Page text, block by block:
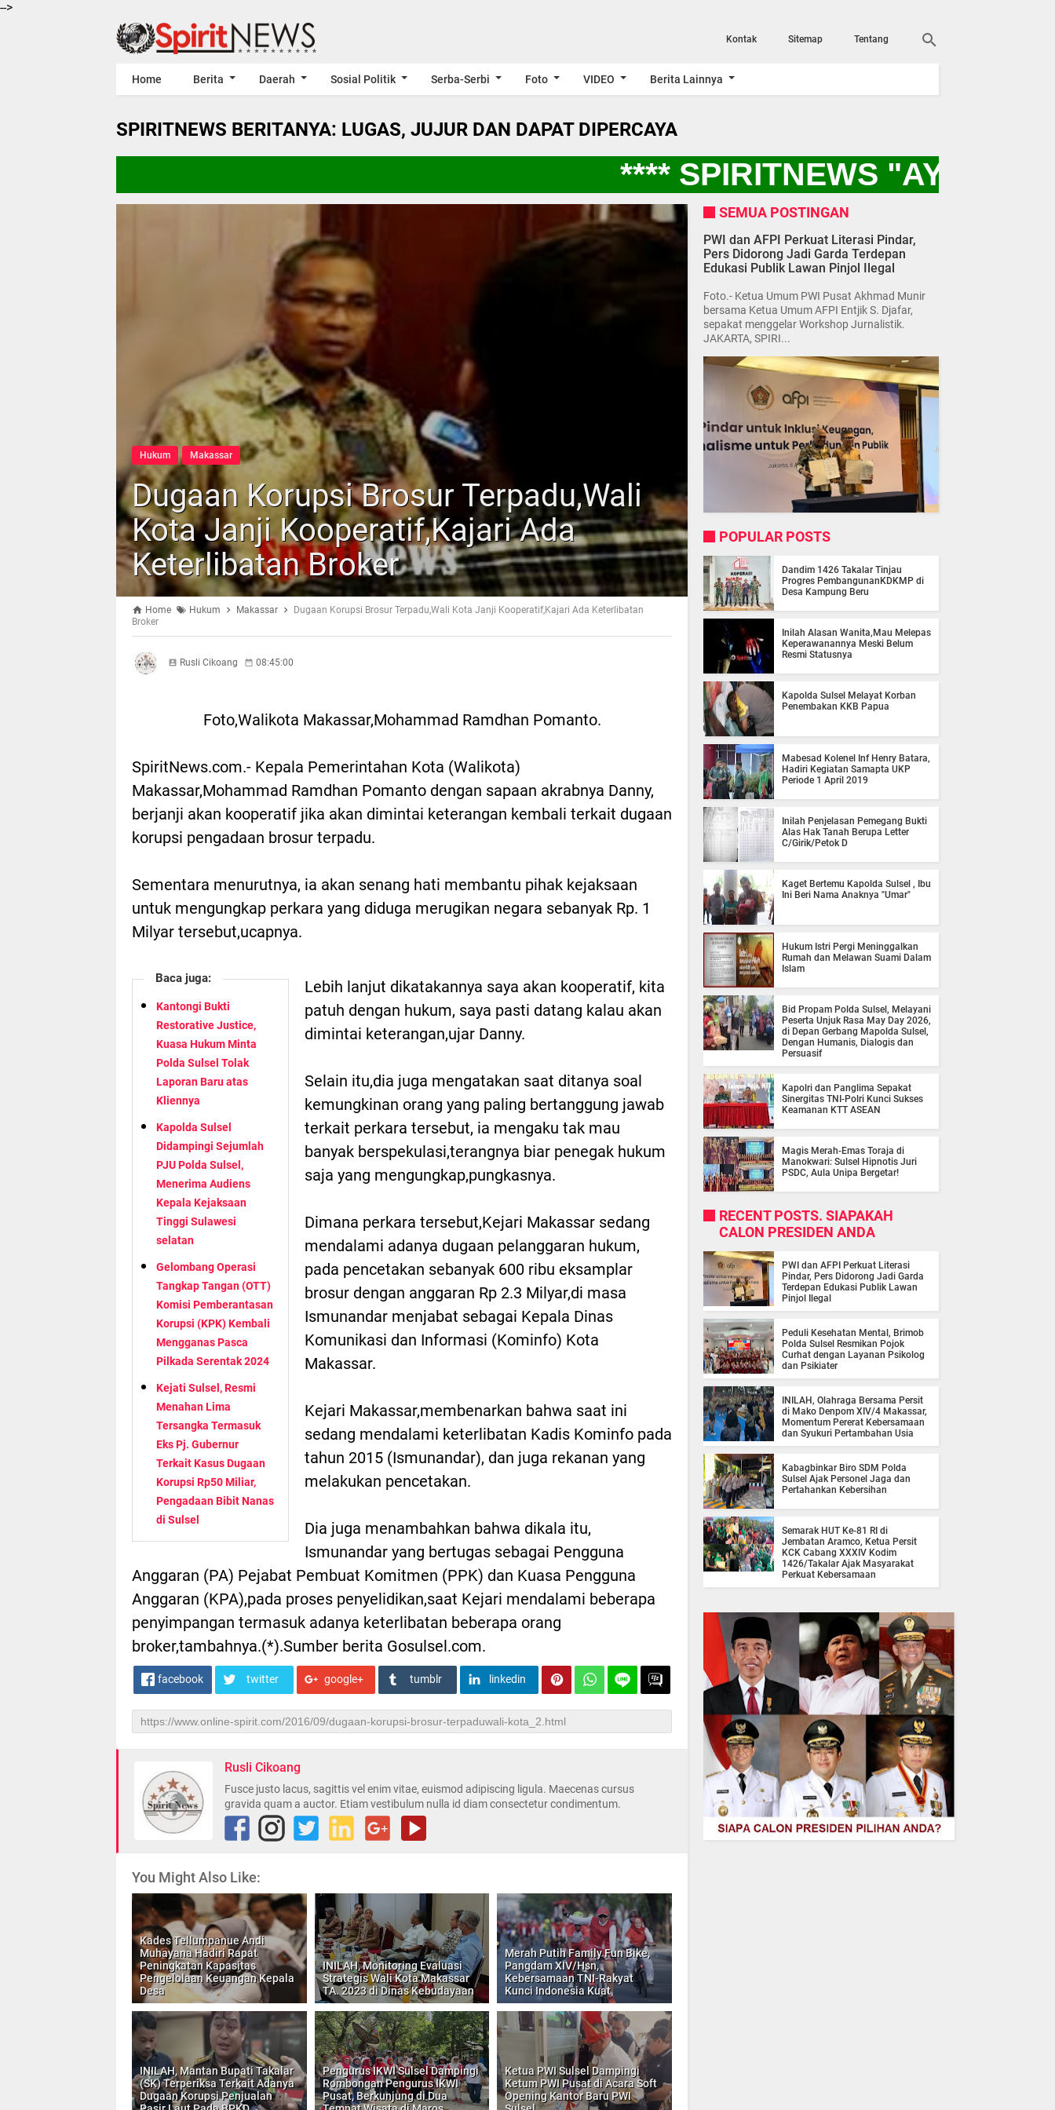
-->
Kontak Sitemap Tentang
Home Berita Daerah Sosial Politik Serba-Serbi Foto VIDEO Berita Lainnya
SPIRITNEWS BERITANYA: LUGAS, JUJUR DAN DAPAT DIPERCAYA
**** SPIRITNEWS "AYO KITA
Hukum Makassar
Dugaan Korupsi Brosur Terpadu,Wali
Kota Janji Kooperatif,Kajari Ada
Keterlibatan Broker
Home Hukum Makassar
Dugaan Korupsi Brosur Terpadu,Wali Kota Janji Kooperatif,Kajari Ada Keterlibatan
Broker
Rusli Cikoang 08:45:00
Foto,Walikota Makassar,Mohammad Ramdhan Pomanto.
SpiritNews.com.- Kepala Pemerintahan Kota (Walikota)
Makassar,Mohammad Ramdhan Pomanto dengan sapaan akrabnya Danny,
berjanji akan kooperatif jika akan dimintai keterangan kembali terkait dugaan
korupsi pengadaan brosur terpadu.
Sementara menurutnya, ia akan senang hati membantu pihak kejaksaan
untuk mengungkap perkara yang diduga merugikan negara sebanyak Rp. 1
Milyar tersebut,ucapnya.
Baca juga:
Kantongi Bukti
Restorative Justice,
Kuasa Hukum Minta
Polda Sulsel Tolak
Laporan Baru atas
Kliennya
Kapolda Sulsel
Didampingi Sejumlah
PJU Polda Sulsel,
Menerima Audiens
Kepala Kejaksaan
Tinggi Sulawesi
selatan
Gelombang Operasi
Tangkap Tangan (OTT)
Komisi Pemberantasan
Korupsi (KPK) Kembali
Mengganas Pasca
Pilkada Serentak 2024
Kejati Sulsel, Resmi
Menahan Lima
Tersangka Termasuk
Eks Pj. Gubernur
Terkait Kasus Dugaan
Korupsi Rp50 Miliar,
Pengadaan Bibit Nanas
di Sulsel
Lebih lanjut dikatakannya saya akan kooperatif, kita
patuh dengan hukum, saya pasti datang kalau akan
dimintai keterangan,ujar Danny.
Selain itu,dia juga mengatakan saat ditanya soal
kemungkinan orang yang paling bertanggung jawab
terkait perkara tersebut, ia mengaku tak mau
banyak berspekulasi,terangnya biar penegak hukum
saja yang mengungkap,pungkasnya.
Dimana perkara tersebut,Kejari Makassar sedang
mendalami adanya dugaan pelanggaran hukum,
pada pencetakan sebanyak 600 ribu eksamplar
brosur dengan anggaran Rp 2.3 Milyar,di masa
Ismunandar menjabat sebagai Kepala Dinas
Komunikasi dan Informasi (Kominfo) Kota
Makassar.
Kejari Makassar,membenarkan bahwa saat ini
sedang mendalami keterlibatan Kadis Kominfo pada
tahun 2015 (Ismunandar), dan juga rekanan yang
melakukan pencetakan.
Dia juga menambahkan bahwa dikala itu,
Ismunandar yang bertugas sebagai Pengguna
Anggaran (PA) Pejabat Pembuat Komitmen (PPK) dan Kuasa Pengguna
Anggaran (KPA),pada proses penyelidikan,saat Kejari mendalami beberapa
penyimpangan termasuk adanya keterlibatan beberapa orang
broker,tambahnya.(*).Sumber berita Gosulsel.com.
facebook twitter google+ tumblr linkedin
Rusli Cikoang
Fusce justo lacus, sagittis vel enim vitae, euismod adipiscing ligula. Maecenas cursus
gravida quam a auctor. Etiam vestibulum nulla id diam consectetur condimentum.
You Might Also Like:
Kades Tellumpanue Andi
Muhayana Hadiri Rapat
Peningkatan Kapasitas
Pengelolaan Keuangan Kepala
Desa
INILAH, Monitoring Evaluasi
Strategis Wali Kota Makassar
TA. 2023 di Dinas Kebudayaan
Merah Putih Family Fun Bike,
Pangdam XIV/Hsn,
Kebersamaan TNI-Rakyat
Kunci Indonesia Kuat
INILAH, Mantan Bupati Takalar
(SK) Terperiksa Terkait Adanya
Dugaan Korupsi Penjualan
Pengurus IKWI Sulsel Dampingi
Rombongan Pengurus IKWI
Pusat, Berkunjung di Dua
Ketua PWI Sulsel Dampingi
Ketum PWI Pusat di Acara Soft
Opening Kantor Baru PWI
SEMUA POSTINGAN
PWI dan AFPI Perkuat Literasi Pindar,
Pers Didorong Jadi Garda Terdepan
Edukasi Publik Lawan Pinjol Ilegal
Foto.- Ketua Umum PWI Pusat Akhmad Munir
bersama Ketua Umum AFPI Entjik S. Djafar,
sepakat menggelar Workshop Jurnalistik.
JAKARTA, SPIRI...
POPULAR POSTS
Dandim 1426 Takalar Tinjau
Progres PembangunanKDKMP di
Desa Kampung Beru
Inilah Alasan Wanita,Mau Melepas
Keperawanannya Meski Belum
Resmi Statusnya
Kapolda Sulsel Melayat Korban
Penembakan KKB Papua
Mabesad Kolenel Inf Henry Batara,
Hadiri Kegiatan Samapta UKP
Periode 1 April 2019
Inilah Penjelasan Pemegang Bukti
Alas Hak Tanah Berupa Letter
C/Girik/Petok D
Kaget Bertemu Kapolda Sulsel , Ibu
Ini Beri Nama Anaknya "Umar"
Hukum Istri Pergi Meninggalkan
Rumah dan Melawan Suami Dalam
Islam
Bid Propam Polda Sulsel, Melayani
Peserta Unjuk Rasa May Day 2026,
di Depan Gerbang Mapolda Sulsel,
Dengan Humanis, Dialogis dan
Persuasif
Kapolri dan Panglima Sepakat
Sinergitas TNI-Polri Kunci Sukses
Keamanan KTT ASEAN
Magis Merah-Emas Toraja di
Manokwari: Sulsel Hipnotis Juri
PSDC, Aula Unipa Bergetar!
RECENT POSTS. SIAPAKAH
CALON PRESIDEN ANDA
PWI dan AFPI Perkuat Literasi
Pindar, Pers Didorong Jadi Garda
Terdepan Edukasi Publik Lawan
Pinjol Ilegal
Peduli Kesehatan Mental, Brimob
Polda Sulsel Resmikan Pojok
Curhat dengan Layanan Psikolog
dan Psikiater
INILAH, Olahraga Bersama Persit
di Mako Denpom XIV/4 Makassar,
Momentum Pererat Kebersamaan
dan Syukuri Pertambahan Usia
Kabagbinkar Biro SDM Polda
Sulsel Ajak Personel Jaga dan
Pertahankan Kebersihan
Semarak HUT Ke-81 RI di
Jembatan Aramco, Ketua Persit
KCK Cabang XXXIV Kodim
1426/Takalar Ajak Masyarakat
Perkuat Kebersamaan